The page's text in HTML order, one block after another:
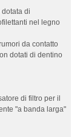
dotata di
nel legno
da contatto
dotati di dentino
di filtro per il
"a banda larga"